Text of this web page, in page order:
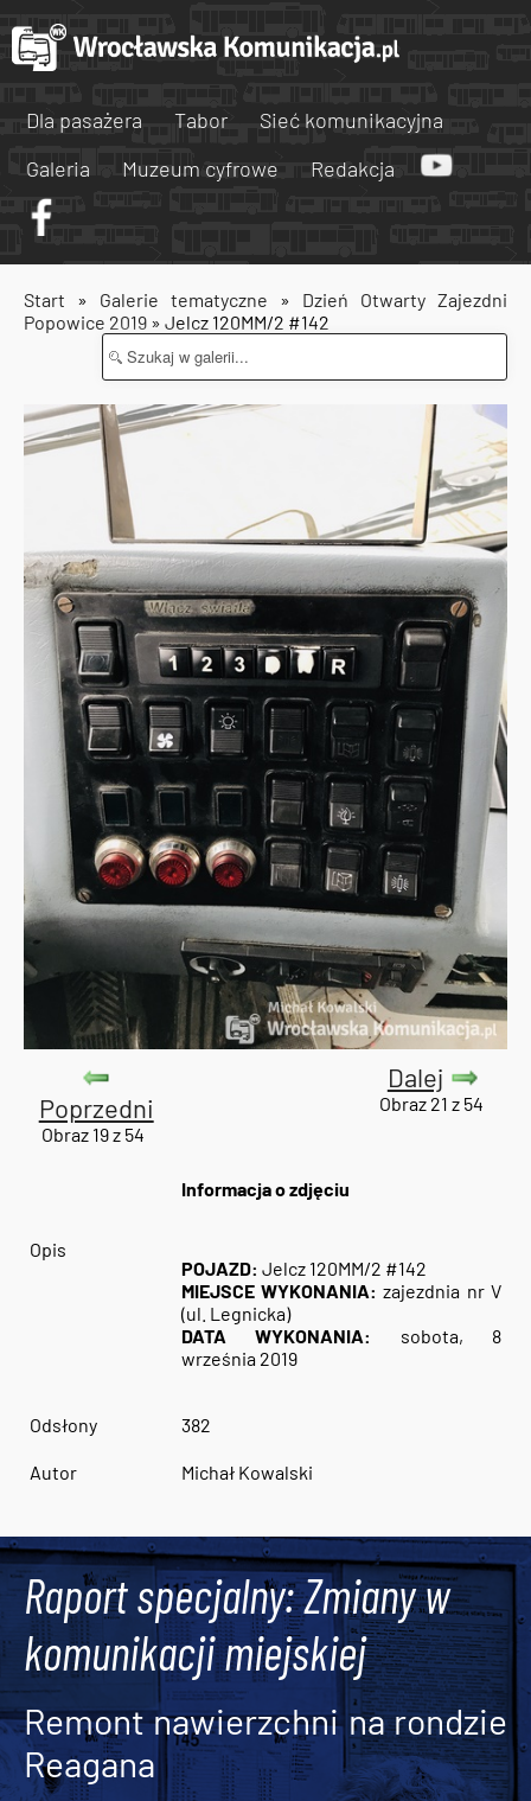
Dla pasażera Tabor
Sieć komunikacyjna
Galeria
Muzeum cyfrowe Redakcja
Start » Galerie tematyczne » Dzień Otwarty Zajezdni
Popowice 2019 » Jelcz 120MM/2 #142
Poprzedni
Obraz 19 z 54
Dalej
Obraz 21 z 54
Informacja o zdjęciu
Opis
POJAZD: Jelcz 120MM/2 #142
MIEJSCE WYKONANIA: zajezdnia nr V
(ul. Legnicka)
DATA WYKONANIA:
sobota, 8
września 2019
Odsłony 382
Autor Michał Kowalski
Raport specjalny: Zmiany w
komunikacji miejskiej
Remont nawierzchni na rondzie
Reagana